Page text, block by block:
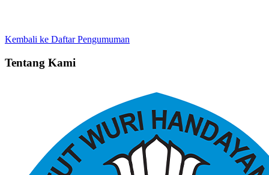
Kembali ke Daftar Pengumuman
Tentang Kami